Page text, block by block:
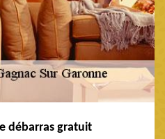
débarras gratuit